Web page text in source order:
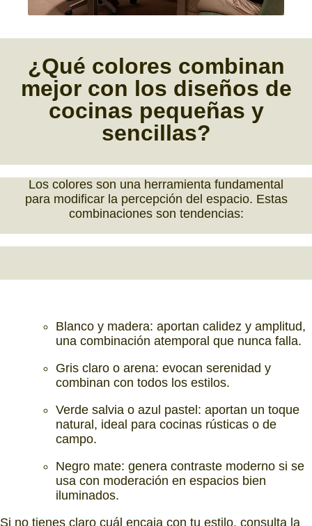
¿Qué colores combinan
mejor con los diseños de
cocinas pequeñas y
sencillas?
Los colores son una herramienta fundamental
para modificar la percepción del espacio. Estas
combinaciones son tendencias:
Blanco y madera: aportan calidez y amplitud,
una combinación atemporal que nunca falla.
Gris claro o arena: evocan serenidad y
combinan con todos los estilos.
Verde salvia o azul pastel: aportan un toque
natural, ideal para cocinas rústicas o de
campo.
Negro mate: genera contraste moderno si se
usa con moderación en espacios bien
iluminados.
Si no tienes claro cuál encaja con tu estilo, consulta la